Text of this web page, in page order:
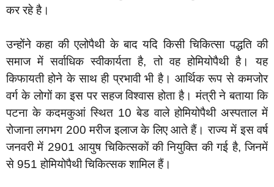
कर रहे है।
उन्होंने कहा की एलोपैथी के बाद यदि किसी चिकित्सा पद्धति की
समाज में सर्वाधिक स्वीकार्यता है, तो वह होमियोपैथी है। यह
किफायती होने के साथ ही प्रभावी भी है। आर्थिक रूप से कमजोर
वर्ग के लोगों का इस पर सहज विश्वास होता है। मंत्री ने बताया कि
पटना के कदमकुआं स्थित 10 बेड वाले होमियोपैथी अस्पताल में
रोजाना लगभग 200 मरीज इलाज के लिए आते हैं। राज्य में इस वर्ष
जनवरी में 2901 आयुष चिकित्सकों की नियुक्ति की गई है, जिनमें
से 951 होमियोपैथी चिकित्सक शामिल हैं।